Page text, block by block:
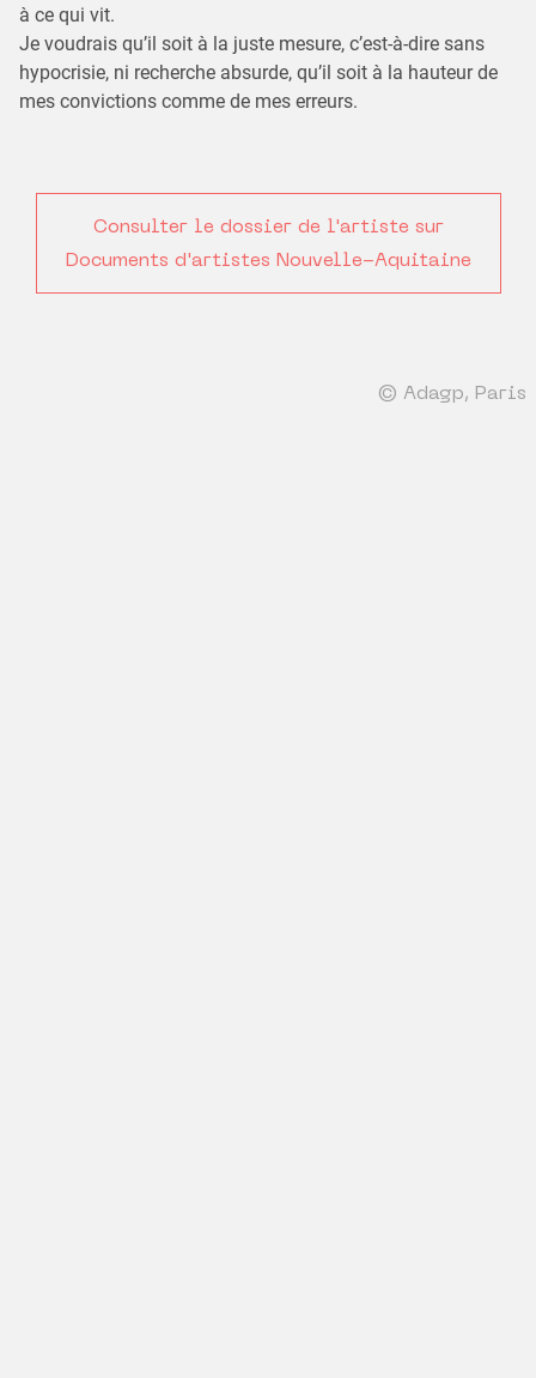
à ce qui vit.
Je voudrais qu’il soit à la juste mesure, c’est-à-dire sans
hypocrisie, ni recherche absurde, qu’il soit à la hauteur de
mes convictions comme de mes erreurs.
Consulter le dossier de l'artiste sur
Documents d'artistes Nouvelle-Aquitaine
© Adagp, Paris